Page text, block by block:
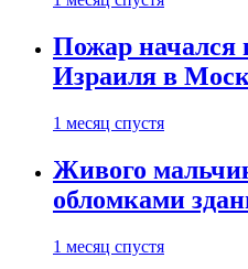
Пожар начался
Израиля в
1 месяц спустя
Живого
обломками
1 месяц спустя